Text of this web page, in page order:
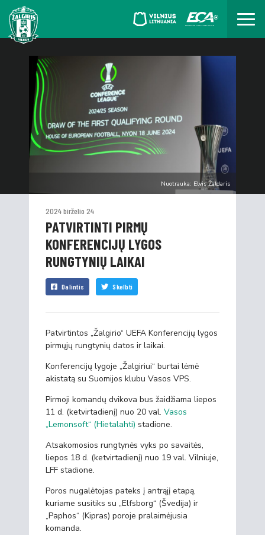
Nuotrauka: Elvis Žaldaris
2024 birželio 24
PATVIRTINTI PIRMŲ
KONFERENCIJŲ LYGOS
RUNGTYNIŲ LAIKAI
Dalintis Skelbti
Patvirtintos „Žalgirio“ UEFA Konferencijų lygos
pirmųjų rungtynių datos ir laikai.
Konferencijų lygoje „Žalgiriui“ burtai lėmė
akistatą su Suomijos klubu Vasos VPS.
Pirmoji komandų dvikova bus žaidžiama liepos
11 d. (ketvirtadienį) nuo 20 val. Vasos
„Lemonsoft“ (Hietalahti) stadione.
Atsakomosios rungtynės vyks po savaitės,
liepos 18 d. (ketvirtadienį) nuo 19 val. Vilniuje,
LFF stadione.
Poros nugalėtojas pateks į antrąjį etapą,
kuriame susitiks su „Elfsborg“ (Švedija) ir
„Paphos“ (Kipras) poroje pralaimėjusia
komanda.